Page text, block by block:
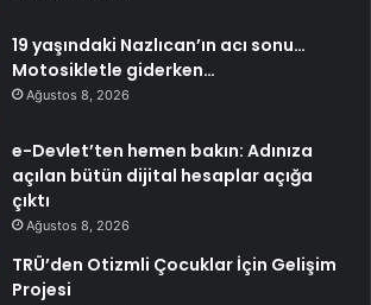
19 yaşındaki Nazlıcan’ın acı sonu…
Motosikletle giderken…
Ağustos 8, 2026
e-Devlet’ten hemen bakın: Adınıza
açılan bütün dijital hesaplar açığa
çıktı
Ağustos 8, 2026
TRÜ’den Otizmli Çocuklar İçin Gelişim
Projesi